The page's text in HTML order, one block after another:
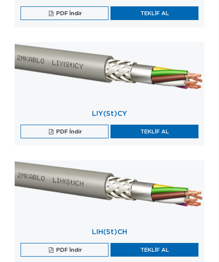
PDF İndir TEKLİF AL
LIY(St)CY
PDF İndir TEKLİF AL
LIH(St)CH
PDF İndir TEKLİF AL